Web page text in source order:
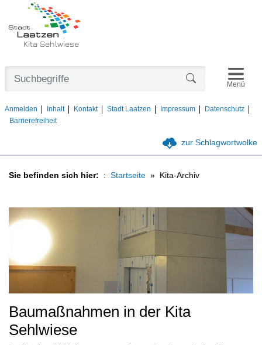
Kita Sehlwiese
Anmelden Inhalt Kontakt Stadt Laatzen Impressum
Datenschutz
Barrierefreiheit
Menü
zur Schlagwortwolke
Sie befinden sich hier: Startseite Kita-Archiv
Baumaßnahmen in der Kita
Sehlwiese